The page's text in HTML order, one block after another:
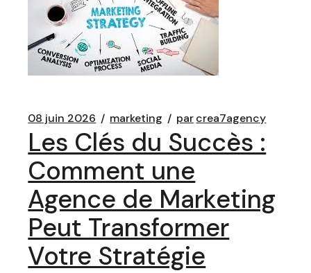
08 juin 2026 marketing parcrea7agency
Les Clés du Succès :
Comment une
Agence de Marketing
Peut Transformer
Votre Stratégie